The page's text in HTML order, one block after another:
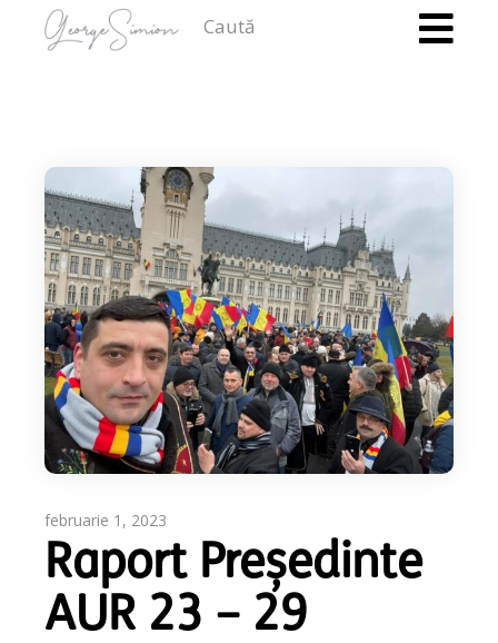
februarie 1, 2023
Raport Președinte
AUR 23 – 29